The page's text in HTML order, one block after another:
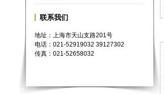
联系我们
地址：上海市天山支路201号
电话：021-52919032 39127302
传真：021-52658032